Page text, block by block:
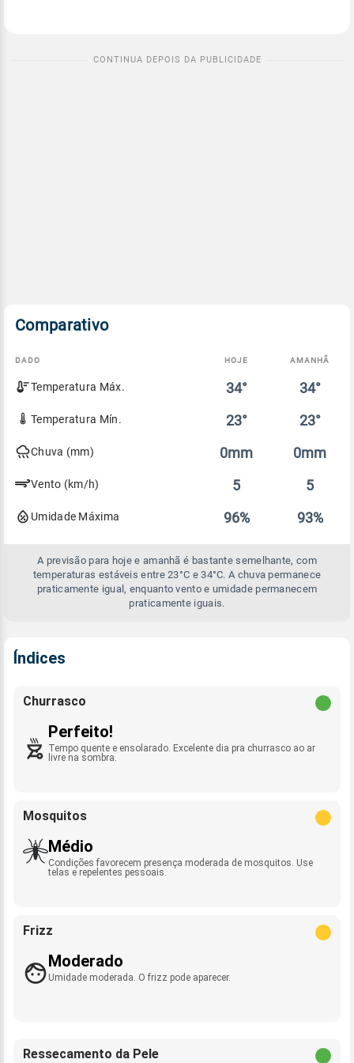
Comparativo
Comparativo
entre
previsão
hoje
DADO HOJE AMANHÃ
Temperatura Máx. 34° 34°
Temperatura Mín. 23° 23°
Chuva (mm) 0mm 0mm
Vento (km/h) 5 5
Umidade Máxima 96% 93%
A previsão para hoje e amanhã é bastante semelhante, com
temperaturas estáveis entre 23°C e 34°C. A chuva permanece
praticamente igual, enquanto vento e umidade permanecem
praticamente iguais.
Índices
Churrasco
Perfeito!
Tempo quente e ensolarado. Excelente dia pra churrasco ao ar
livre na sombra.
Mosquitos
Médio
Condições favorecem presença moderada de mosquitos. Use
telas e repelentes pessoais.
Frizz
Moderado
Umidade moderada. O frizz pode aparecer.
Ressecamento da Pele